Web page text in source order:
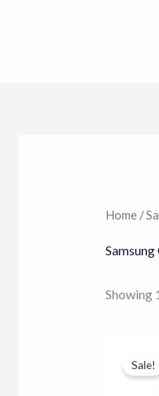
Home/
Samsung
Showing
Sale!